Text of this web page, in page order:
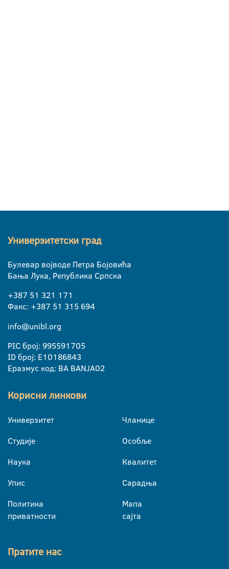
Универзитетски град
Булевар војводе Петра Бојовића
Бања Лука, Република Српска
+387 51 321 171
Факс: +387 51 315 694
info@unibl.org
PIC број: 995591705
ID број: E10186843
Еразмус код: BA BANJA02
Корисни линкови
Универзитет
Студије
Наука
Упис
Политика
приватности
Чланице
Особље
Квалитет
Сарадња
Мапа
сајта
Пратите нас